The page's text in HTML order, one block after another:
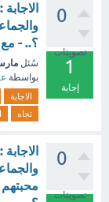
0
تصويتات
1
إجابة
؟.. -
سُئل مارس
بواسطة
الاجابة
تجاه
0
تصويتات